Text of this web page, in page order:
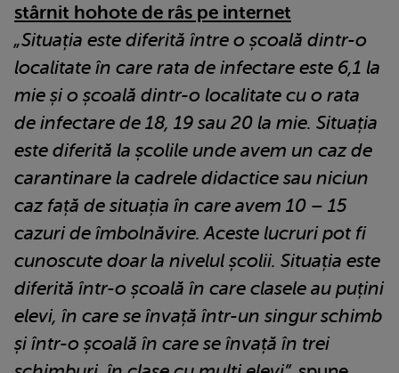
stârnit hohote de râs pe internet
„Situația este diferită între o școală dintr-o
localitate în care rata de infectare este 6,1 la
mie și o școală dintr-o localitate cu o rata
de infectare de 18, 19 sau 20 la mie. Situația
este diferită la școlile unde avem un caz de
carantinare la cadrele didactice sau niciun
caz față de situația în care avem 10 – 15
cazuri de îmbolnăvire. Aceste lucruri pot fi
cunoscute doar la nivelul școlii. Situația este
diferită într-o școală în care clasele au puțini
elevi, în care se învață într-un singur schimb
și într-o școală în care se învață în trei